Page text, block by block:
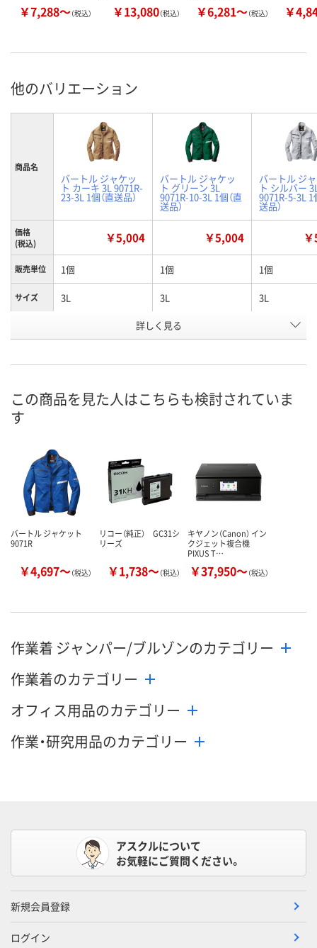
￥7,288～（税込） ￥13,080（税込） ￥6,281～（税込） ￥
他のバリエーション
商品名
バートル ジャケッ
ト カーキ 3L 9071R-
23-3L 1個（直送品）
バートル ジャケッ
ト グリーン 3L
9071R-10-3L 1個（直
送品）
バートル ジ
ト シルバー
9071R-5-3L 1
送品）
価格
(税込)
￥5,004 ￥5,004
販売単位 1個 1個 1個
サイズ 3L 3L 3L
グリーン シルバー
号
お届け日
カゴへ カゴへ
詳しく見る
この商品を見た人はこちらも検討されていま
す
バートル ジャケット
9071R
￥4,697～（税込）
リコー（純正） GC31シ
リーズ
￥1,738～（税込）
キヤノン（Canon） イン
クジェット複合機
PIXUS T…
￥37,950～（税込）
作業着 ジャンパー/ブルゾンのカテゴリー
作業着のカテゴリー
オフィス用品のカテゴリー
作業・研究用品のカテゴリー
アスクルについて
お気軽にご質問ください。
新規会員登録
ログイン